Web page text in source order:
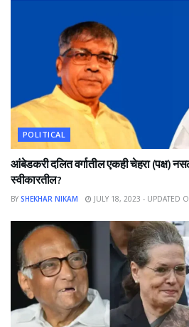
POLITICAL
आंबेडकरी दलित वर्गातील एकही चेहरा (पक्ष)
स्वीकारतील?
BY SHEKHAR NIKAM JULY 18, 2023 - UPDATED